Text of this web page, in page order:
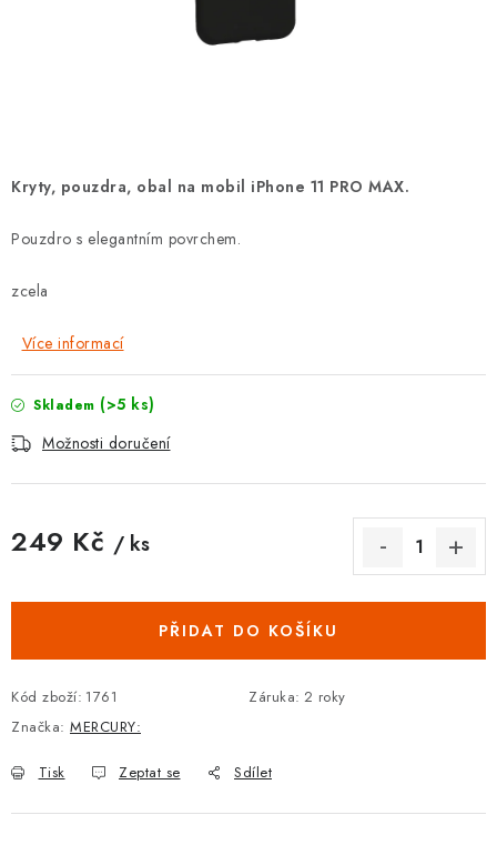
OBCHODNÍ PODMÍNKY
OCHRANA OSOBNÍCH ÚDAJŮ
HODNOCENÍ OBCHODU
VRÁCENÍ ZBOŽÍ A REKLAMACE
Jak nakupovat
Obchodní podmínky
Ochrana osobních údajů
Doprava a platba
Vrácení zboží a reklamace
Kryty, pouzdra, obal na mobil iPhone 11 PRO MAX.
Pouzdro s elegantním povrchem.
zcela
Více informací
Skladem (>5 ks)
Možnosti doručení
249 Kč / ks
PŘIDAT DO KOŠÍKU
Kód zboží: 1761 Záruka: 2 roky
Značka: MERCURY:
Tisk Zeptat se Sdílet